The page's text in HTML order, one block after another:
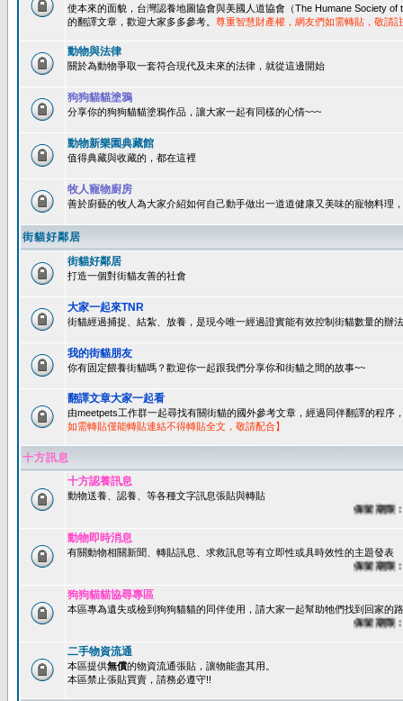
使本來的面貌，台灣認養地圖協會與美國人道協會（The Humane Society
的翻譯文章，歡迎大家多多參考。 尊重智慧財產權，網友們如需轉貼，敬請
動物與法律
關於為動物爭取一套符合現代及未來的法律，就從這邊開始
狗狗貓貓塗鴉
分享你的狗狗貓貓塗鴉作品，讓大家一起有同樣的心情~~~
動物新樂園典藏館
值得典藏與收藏的，都在這裡
牧人寵物廚房
善於廚藝的牧人為大家介紹如何自己動手做出一道道健康又美味的寵物料理
街貓好鄰居
街貓好鄰居
打造一個對街貓友善的社會
大家一起來TNR
街貓經過捕捉、結紮、放養，是現今唯一經過證實能有效控制街貓數量的辦
我的街貓朋友
你有固定餵養街貓嗎？歡迎你一起跟我們分享你和街貓之間的故事~~
翻譯文章大家一起看
由meetpets工作群一起尋找有關街貓的國外參考文章，經過同伴翻譯的程序
如需轉貼僅能轉貼連結不得轉貼全文，敬請配合】
十方訊息
十方認養訊息
動物送養、認養、等各種文字訊息張貼與轉貼
保留期限：60
動物即時消息
有關動物相關新聞、轉貼訊息、求救訊息等有立即性或具時效性的主題發表
保留期限：45
狗狗貓貓協尋專區
本區專為遺失或檢到狗狗貓貓的同伴使用，請大家一起幫助牠們找到回家的
保留期限：60
二手物資流通
本區提供無償的物資流通張貼，讓物能盡其用。
本區禁止張貼買賣，請務必遵守!!